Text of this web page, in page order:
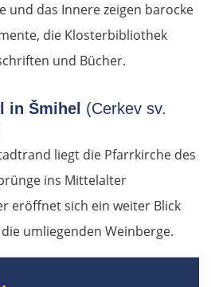
und das Innere zeigen barocke
die Klosterbibliothek
und Bücher.
in Šmihel (Cerkev sv.
liegt die Pfarrkirche des
ins Mittelalter
eröffnet sich ein weiter Blick
umliegenden Weinberge.